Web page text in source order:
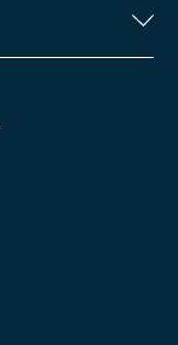
les projets de